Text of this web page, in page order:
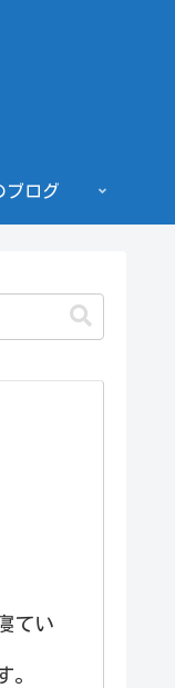
ブログ
てい
。